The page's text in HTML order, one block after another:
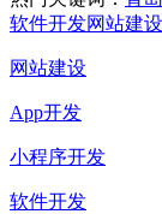
软件开发网站建设
网站建设
App开发
小程序开发
软件开发